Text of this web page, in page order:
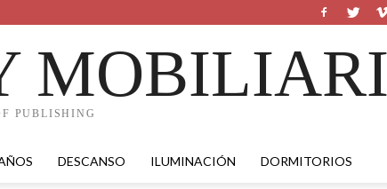
PUBLISHING
DESCANSO ILUMINACIÓN DORMITORIOS